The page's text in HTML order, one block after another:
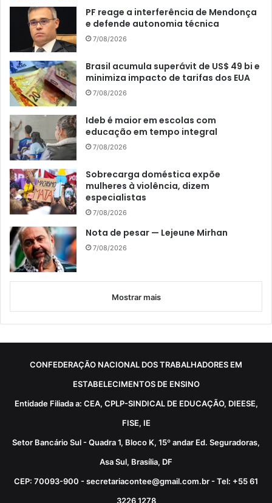
PF reage a interferência de Mendonça
e defende autonomia técnica
7/08/2026
Brasil acumula superávit de US$ 49 bi e
minimiza impacto de tarifas dos EUA
7/08/2026
Ideb é maior em escolas com
educação em tempo integral
7/08/2026
Sobrecarga doméstica expõe
mulheres à violência, dizem
especialistas
7/08/2026
Nota de pesar — Lejeune Mirhan
7/08/2026
Mostrar mais
CONFEDERAÇÃO NACIONAL DOS TRABALHADORES EM
ESTABELECIMENTOS DE ENSINO
Entidade Filiada a: CEA, CPLP-SINDICAL DE EDUCAÇÃO, DIEESE,
FISE, IE
Setor Bancário Sul - Quadra 1, Bloco K, 15º andar Ed. Seguradoras,
Asa Sul, Brasília, DF
CEP: 70093-900 - secretariacontee@gmail.com.br - Tel: +55 61
3226 1278